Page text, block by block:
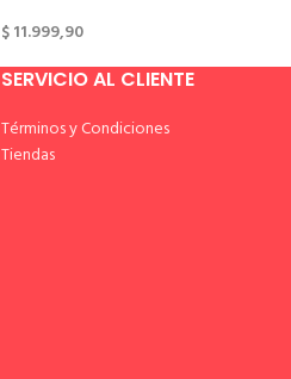
$11.999,90
SERVICIO AL CLIENTE
Términos y Condiciones
Tiendas